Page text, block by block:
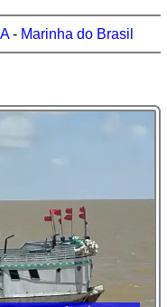
- Marinha do Brasil